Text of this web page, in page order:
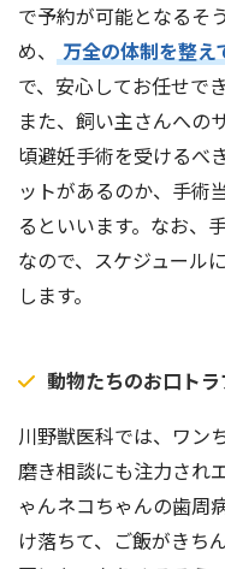
で予約が可能となるそ
め、
万全の体制を整え
で、安心してお任せで
また、飼い主さんへの
頃避妊手術を受けるべ
ットがあるのか、手術
るといいます。なお、
なので、スケジュール
します。
動物たちのお口ト
川野獣医科では、ワン
磨き相談にも注力され
ゃんネコちゃんの歯周
け落ちて、ご飯がきち